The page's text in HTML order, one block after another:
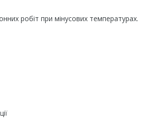
робіт при мінусових температурах.